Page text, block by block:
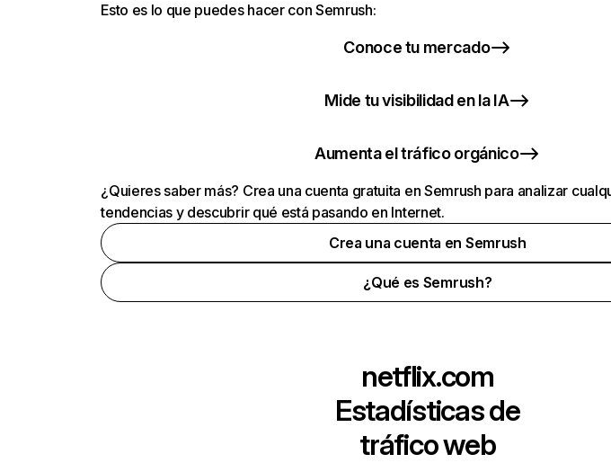
Esto es lo que puedes hacer con Semrush:
Conoce tu mercado
Mide tu visibilidad en la IA
Aumenta el tráfico orgánico
¿Quieres saber más? Crea una cuenta gratuita en Semrush para analizar
tendencias y descubrir qué está pasando en Internet.
Crea una cuenta en Semrush
¿Qué es Semrush?
netflix.com
Estadísticas de
tráfico web